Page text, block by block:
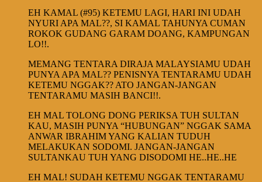
EH KAMAL (#95) KETEMU LAGI, HARI INI UDAH
NYURI APA MAL??, SI KAMAL TAHUNYA CUMAN
ROKOK GUDANG GARAM DOANG, KAMPUNGAN
LO!!.
MEMANG TENTARA DIRAJA MALAYSIAMU UDAH
PUNYA APA MAL?? PENISNYA TENTARAMU UDAH
KETEMU NGGAK?? ATO JANGAN-JANGAN
TENTARAMU MASIH BANCI!!.
EH MAL TOLONG DONG PERIKSA TUH SULTAN
KAU, MASIH PUNYA “HUBUNGAN” NGGAK SAMA
ANWAR IBRAHIM YANG KALIAN TUDUH
MELAKUKAN SODOMI. JANGAN-JANGAN
SULTANKAU TUH YANG DISODOMI HE..HE..HE
EH MAL! SUDAH KETEMU NGGAK TENTARAMU